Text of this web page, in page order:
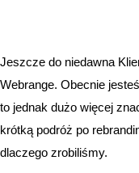
Jeszcze do niedawna
Webrange. Obecnie
to jednak dużo więcej
krótką podróż po
dlaczego zrobiliśmy.